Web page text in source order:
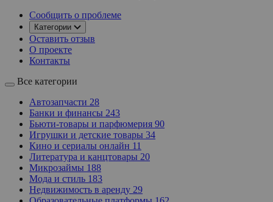
Сообщить о проблеме
Категории
Оставить отзыв
О проекте
Контакты
Все категории
Автозапчасти 28
Банки и финансы 243
Бьюти-товары и парфюмерия 90
Игрушки и детские товары 34
Кино и сериалы онлайн 11
Литература и канцтовары 20
Микрозаймы 188
Мода и стиль 183
Недвижимость в аренду 29